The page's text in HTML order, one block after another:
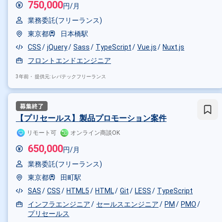
750,000円/月
業務委託(フリーランス)
東京都
日本橋駅
CSS
jQuery Sass TypeScript Vue.js
Nuxt.js
フロントエンドエンジニア
3年前・ 提供元: レバテックフリーランス
【プリセールス】製品プロモーション案件
リモート可 オンライン商談OK
650,000円/月
業務委託(フリーランス)
東京都
田町駅
SAS
CSS HTML5 HTML Git LESS
TypeScript
インフラエンジニア
セールスエンジニア PM
PMO
プリセールス